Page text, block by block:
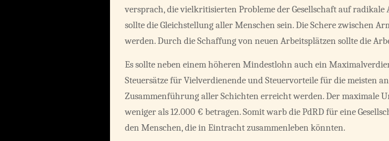
versprach, die vielkritisierten Probleme der Gesellschaft auf radikale
sollte die Gleichstellung aller Menschen sein. Die Schere zwischen
werden. Durch die Schaffung von neuen Arbeitsplätzen sollte die
Es sollte neben einem höheren Mindestlohn auch ein
Steuersätze für Vielverdienende und Steuervorteile für die meisten
Zusammenführung aller Schichten erreicht werden. Der maximale
weniger als 12.000 € betragen. Somit warb die PdRD für eine
den Menschen, die in Eintracht zusammenleben könnten.